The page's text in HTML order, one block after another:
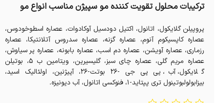
ترکیبات محلول تقویت کننده مو سپیژن مناسب انواع مو
پروپیلن گلایکول، اتانول، اکتیل دودسیل آوکادوات، عصاره اسطوخودوس،
عصاره کاپسیکوم آنوم، عصاره گزنه، عصاره سدروس آتلانتیکا، عصاره
رزماری، عصاره آویشن، عصاره دم اسب، عصاره بابونه، عصاره پر سیاوش،
عصاره مریم گلی، عصاره چای سبز، گلیسیرین، ویتامین ب ۵، بوتیلن
گلایکول، آب، پی پی جی -۲۶ بوتت-۲۶، آپیژنین، اولئالیک اسید،
بیزابولولبوتینول تری پپتاید-۱، فنوکسی اتانول، آب دیونیزه.